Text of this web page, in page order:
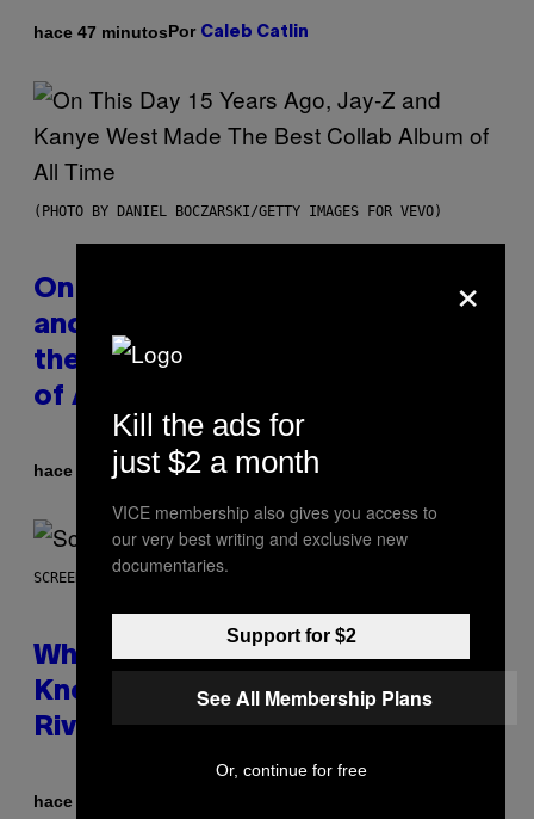
hace 47 minutosPor Caleb Catlin
(PHOTO BY DANIEL BOCZARSKI/GETTY IMAGES FOR VEVO)
On This Day 15 Years Ago, Jay-Z
and Kanye West Dropped One of
the Best Collaborative Albums
of All Time
hace 2 horasPorCaleb Catlin
SCREENSHOT: NETEASE
Who Is The Hood? Everything To
Know About The Newest Marvel
Rivals Character
hace 3 horas
×
Kill the ads for
just $2 a month
VICE membership also gives you access to
our very best writing and exclusive new
documentaries.
Support for $2
See All Membership Plans
Or, continue for free